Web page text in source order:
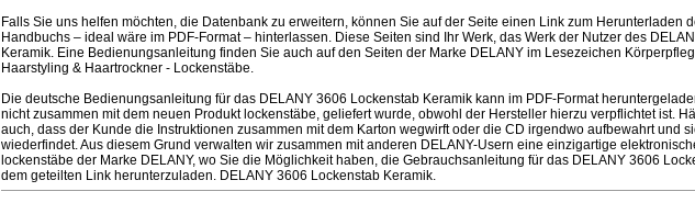
Falls Sie uns helfen möchten, die Datenbank zu erweitern, können Sie auf der Seite einen Link zum Herunterladen
Handbuchs – ideal wäre im PDF-Format – hinterlassen. Diese Seiten sind Ihr Werk, das Werk der Nutzer des
Keramik. Eine Bedienungsanleitung finden Sie auch auf den Seiten der Marke DELANY im Lesezeichen
Haarstyling & Haartrockner - Lockenstäbe.
Die deutsche Bedienungsanleitung für das DELANY 3606 Lockenstab Keramik kann im PDF-Format
nicht zusammen mit dem neuen Produkt lockenstäbe, geliefert wurde, obwohl der Hersteller hierzu verpflichtet ist.
auch, dass der Kunde die Instruktionen zusammen mit dem Karton wegwirft oder die CD irgendwo aufbewahrt und
wiederfindet. Aus diesem Grund verwalten wir zusammen mit anderen DELANY-Usern eine einzigartige
lockenstäbe der Marke DELANY, wo Sie die Möglichkeit haben, die Gebrauchsanleitung für das DELANY 3606
dem geteilten Link herunterzuladen. DELANY 3606 Lockenstab Keramik.